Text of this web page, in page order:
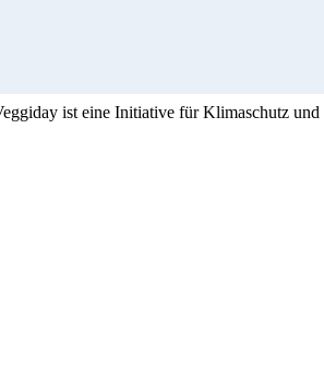
ist eine Initiative für Klimaschutz